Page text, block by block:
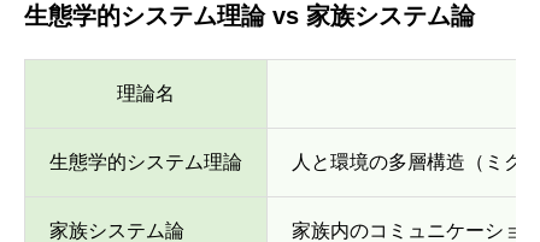
生態学的システム理論 vs 家族システム論
理論名
生態学的システム理論 人と環境の多層構造（ミク
家族システム論 家族内のコミュニケーショ